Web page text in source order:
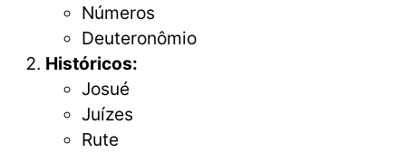
Números
Deuteronômio
Históricos:
Josué
Juízes
Rute